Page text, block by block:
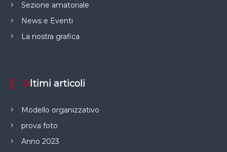
Sezione amatoriale
News e Eventi
La nostra grafica
Ultimi articoli
Modello organizzativo
prova foto
Anno 2023